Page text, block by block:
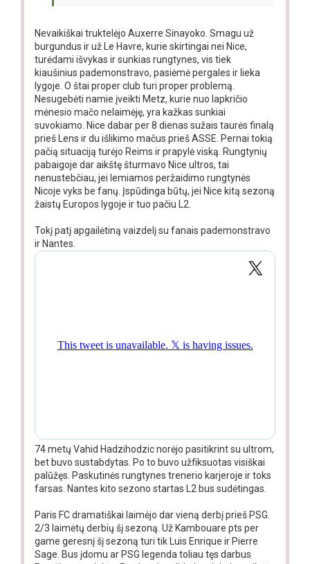
Nevaikiškai truktelėjo Auxerre Sinayoko. Smagu už
burgundus ir už Le Havre, kurie skirtingai nei Nice,
turėdami išvykas ir sunkias rungtynes, vis tiek
kiaušinius pademonstravo, pasiėmė pergales ir lieka
lygoje. O štai proper club turi proper problemą.
Nesugebėti namie įveikti Metz, kurie nuo lapkričio
mėnesio mačo nelaimėję, yra kažkas sunkiai
suvokiamo. Nice dabar per 8 dienas sužais taurės finalą
prieš Lens ir du išlikimo mačus prieš ASSE. Pernai tokią
pačią situaciją turėjo Reims ir prapylė viską. Rungtynių
pabaigoje dar aikštę šturmavo Nice ultros, tai
nenustebčiau, jei lemiamos peržaidimo rungtynės
Nicoje vyks be fanų. Įspūdinga būtų, jei Nice kitą sezoną
žaistų Europos lygoje ir tuo pačiu L2.
Tokį patį apgailėtiną vaizdelį su fanais pademonstravo
ir Nantes.
74 metų Vahid Hadzihodzic norėjo pasitikrint su ultrom,
bet buvo sustabdytas. Po to buvo užfiksuotas visiškai
palūžęs. Paskutinės rungtynes trenerio karjeroje ir toks
farsas. Nantes kito sezono startas L2 bus sudėtingas.
Paris FC dramatiškai laimėjo dar vieną derbį prieš PSG.
2/3 laimėtų derbių šį sezoną. Už Kambouare pts per
game geresnį šį sezoną turi tik Luis Enrique ir Pierre
Sage. Bus įdomu ar PSG legenda toliau tęs darbus